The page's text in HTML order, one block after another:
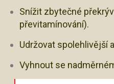
Snížit zbytečné
převitamínování).
Udržovat spolehlivější
Vyhnout se